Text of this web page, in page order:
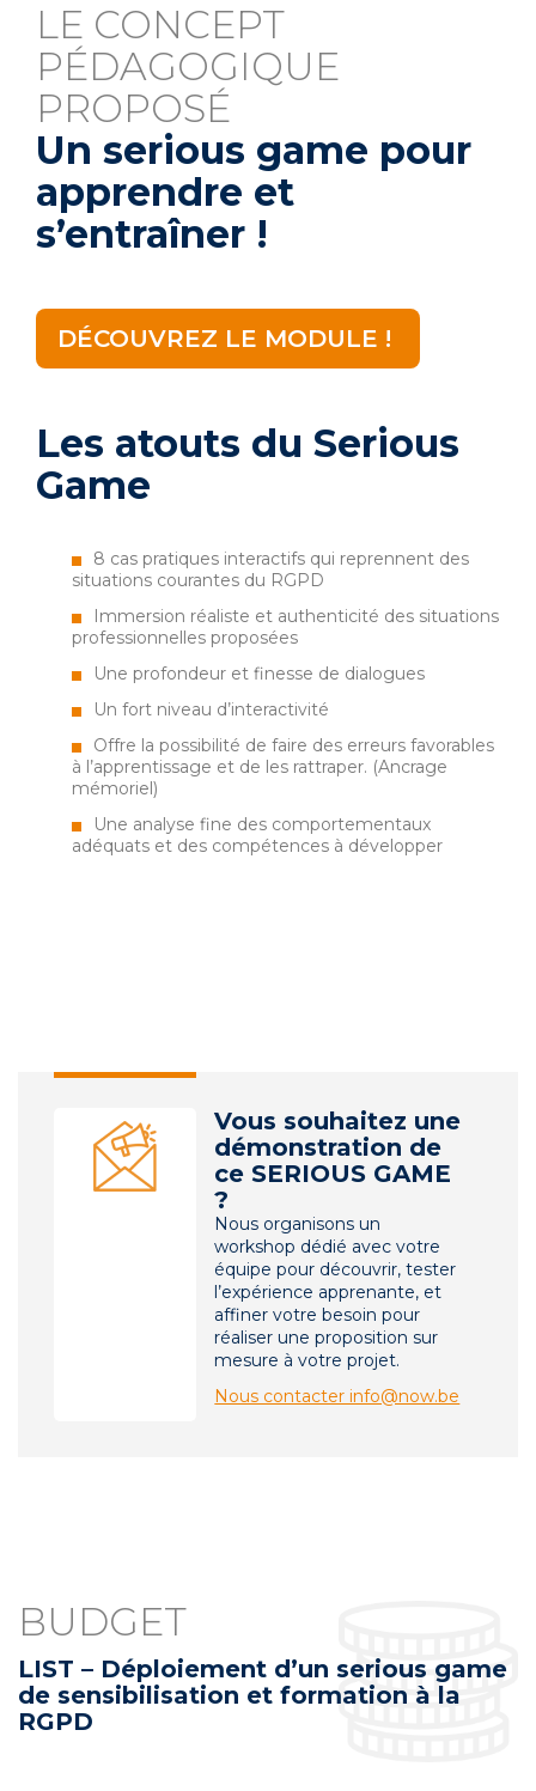
LE CONCEPT
PÉDAGOGIQUE
PROPOSÉ
Un serious game pour
apprendre et
s’entraîner !
DÉCOUVREZ LE MODULE !
Les atouts du Serious
Game
8 cas pratiques interactifs qui reprennent des
situations courantes du RGPD
Immersion réaliste et authenticité des situations
professionnelles proposées
Une profondeur et finesse de dialogues
Un fort niveau d’interactivité
Offre la possibilité de faire des erreurs favorables
à l’apprentissage et de les rattraper. (Ancrage
mémoriel)
Une analyse fine des comportementaux
adéquats et des compétences à développer
Vous souhaitez une
démonstration de
ce SERIOUS GAME
?
Nous organisons un
workshop dédié avec votre
équipe pour découvrir, tester
l’expérience apprenante, et
affiner votre besoin pour
réaliser une proposition sur
mesure à votre projet.
Nous contacter info@now.be
BUDGET
LIST – Déploiement d’un serious game
de sensibilisation et formation à la
RGPD